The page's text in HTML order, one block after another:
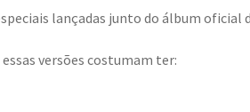
lançadas junto do álbum oficial
versões costumam ter: